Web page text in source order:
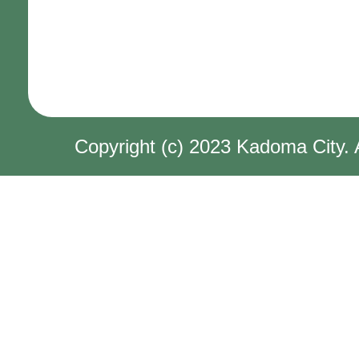
Copyright (c) 2023 Kadoma City.